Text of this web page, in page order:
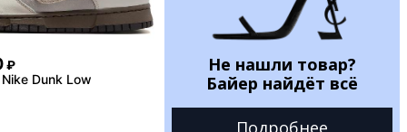
₽
Dunk Low
Не нашли товар?
Байер найдёт всё